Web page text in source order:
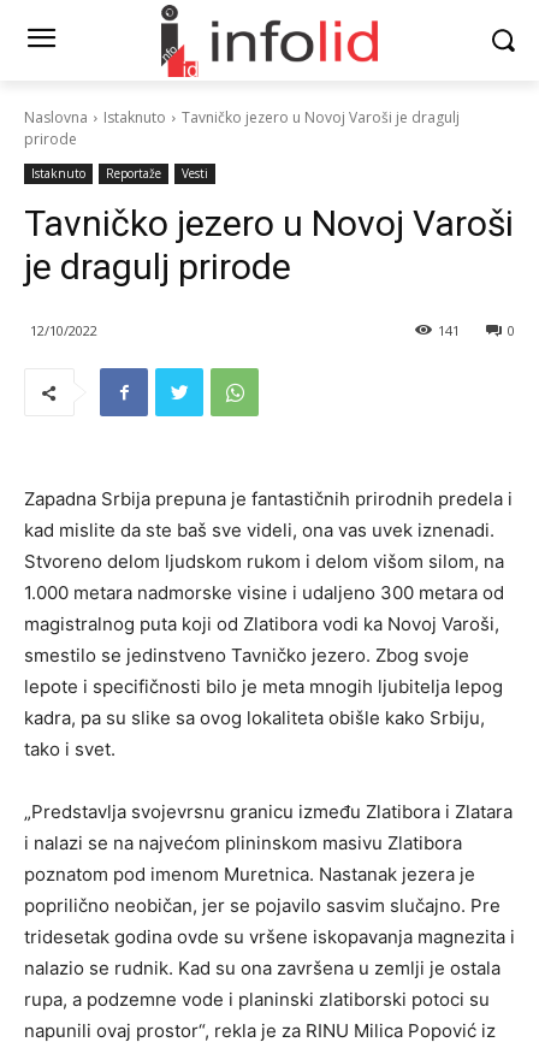
Naslovna Istaknuto
Tavničko jezero u Novoj Varoši je dragulj
prirode
Istaknuto Reportaže Vesti
Tavničko jezero u Novoj Varoši
je dragulj prirode
12/10/2022 0
141
Zapadna Srbija prepuna je fantastičnih prirodnih predela i
kad mislite da ste baš sve videli, ona vas uvek iznenadi.
Stvoreno delom ljudskom rukom i delom višom silom, na
1.000 metara nadmorske visine i udaljeno 300 metara od
magistralnog puta koji od Zlatibora vodi ka Novoj Varoši,
smestilo se jedinstveno Tavničko jezero. Zbog svoje
lepote i specifičnosti bilo je meta mnogih ljubitelja lepog
kadra, pa su slike sa ovog lokaliteta obišle kako Srbiju,
tako i svet.
„Predstavlja svojevrsnu granicu između Zlatibora i Zlatara
i nalazi se na najvećom plininskom masivu Zlatibora
poznatom pod imenom Muretnica. Nastanak jezera je
poprilično neobičan, jer se pojavilo sasvim slučajno. Pre
tridesetak godina ovde su vršene iskopavanja magnezita i
nalazio se rudnik. Kad su ona završena u zemlji je ostala
rupa, a podzemne vode i planinski zlatiborski potoci su
napunili ovaj prostor“, rekla je za RINU Milica Popović iz